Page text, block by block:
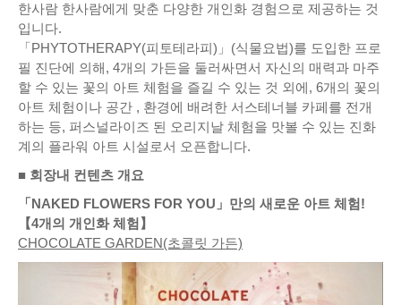
한사람 한사람에게 맞춘 다양한 개인화 경험으로 제공하는 것
입니다.
「PHYTOTHERAPY(피토테라피)」(식물요법)를 도입한 프로
필 진단에 의해, 4개의 가든을 둘러싸면서 자신의 매력과 마주
할 수 있는 꽃의 아트 체험을 즐길 수 있는 것 외에, 6개의 꽃의
아트 체험이나 공간 , 환경에 배려한 서스테너블 카페를 전개
하는 등, 퍼스널라이즈 된 오리지날 체험을 맛볼 수 있는 진화
계의 플라워 아트 시설로서 오픈합니다.
■ 회장내 컨텐츠 개요
「NAKED FLOWERS FOR YOU」만의 새로운 아트 체험!
【4개의 개인화 체험】
CHOCOLATE GARDEN(초콜릿 가든)